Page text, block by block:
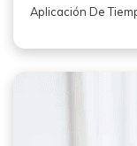
Aplicación De